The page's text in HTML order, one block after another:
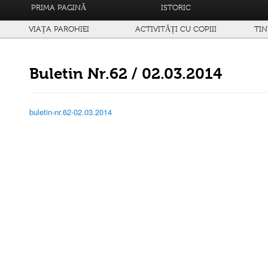
PRIMA PAGINĂ ISTORIC
VIAȚA PAROHIEI ACTIVITĂȚI CU COPIII
Buletin Nr.62 / 02.03.2014
buletin-nr.62-02.03.2014